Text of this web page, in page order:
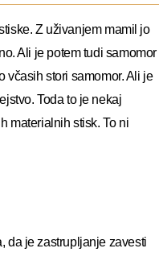
je to rešitev. Duhovno
Z uživanjem mamil jo
Ali je potem tudi samomor
včasih stori samomor. Ali je
Toda to je nekaj
materialnih stisk. To ni
da je zastrupljanje zavesti